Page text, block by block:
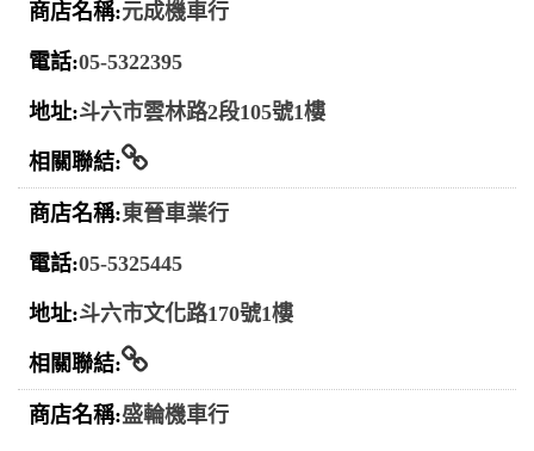
元成機車行
05-5322395
斗六市雲林路2段105號1樓
相關連結
東晉車業行
05-5325445
斗六市文化路170號1樓
相關連結
盛輪機車行